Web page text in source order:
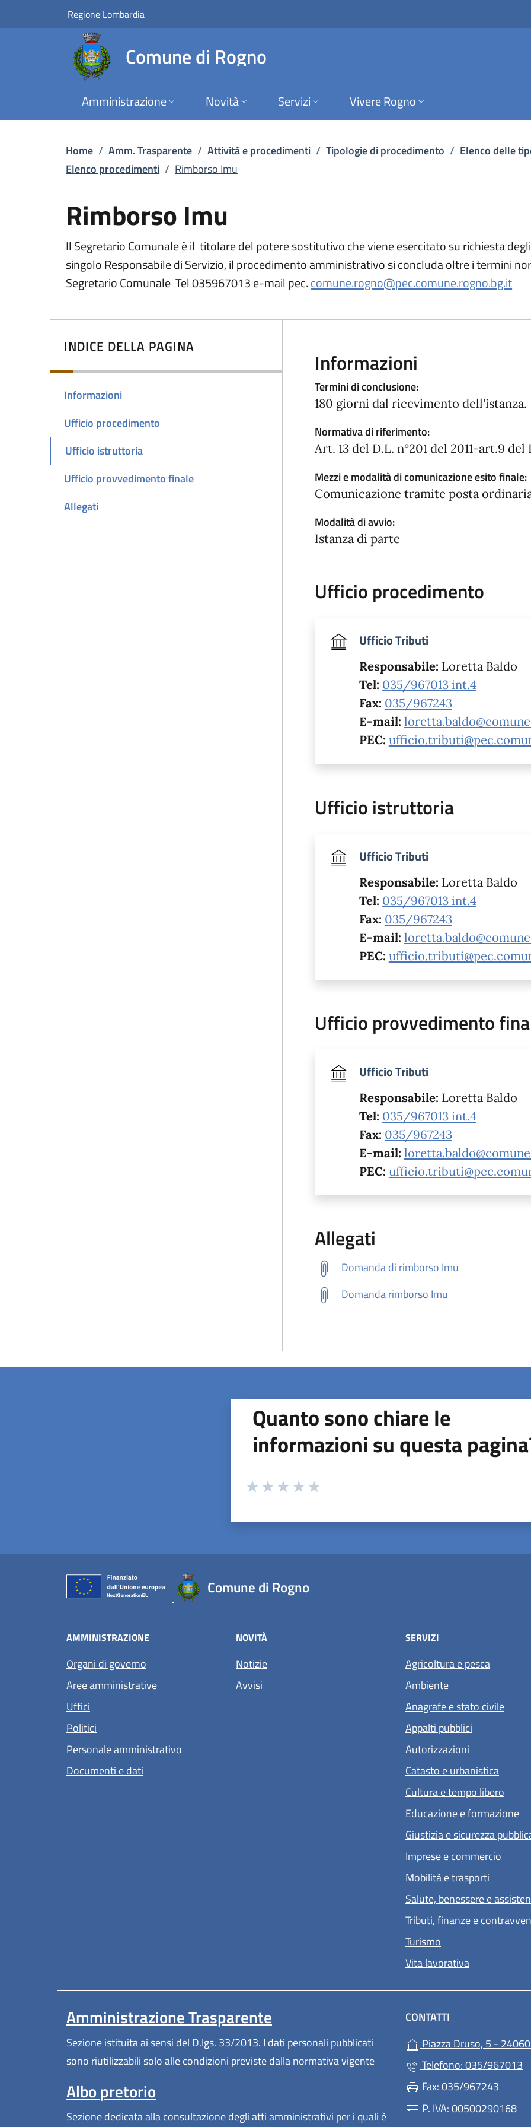
Vai al contenuto principale
Rimborso Imu | Elenco procedimenti |
Regione Lombardia
Comune di Rogno
Amministrazione Novità Servizi Vivere Rogno
Home / Amm. Trasparente / Attività e procedimenti / Tipologie di procedimento / Elenco delle
Elenco procedimenti / Rimborso Imu
Rimborso Imu
Il Segretario Comunale è il titolare del potere sostitutivo che viene esercitato su richiesta
singolo Responsabile di Servizio, il procedimento amministrativo si concluda oltre i termini
Segretario Comunale Tel 035967013 e-mail pec.comune.rogno@pec.comune.rogno.bg.it
INDICE DELLA PAGINA
Informazioni
Ufficio procedimento
Ufficio istruttoria
Ufficio provvedimento finale
Allegati
Informazioni
Termini di conclusione:
180 giorni dal ricevimento dell'istanza.
Normativa di riferimento:
Art. 13 del D.L. n°201 del 2011-art.9 del
Mezzi e modalità di comunicazione esito finale:
Comunicazione tramite posta
Modalità di avvio:
Istanza di parte
Ufficio procedimento
Ufficio Tributi
Responsabile: Loretta Baldo
Tel: 035/967013 int.4
Fax: 035/967243
E-mail:
PEC:
Ufficio istruttoria
Ufficio Tributi
Responsabile: Loretta Baldo
Tel: 035/967013 int.4
Fax: 035/967243
E-mail:
PEC:
Ufficio provvedimento
Ufficio Tributi
Responsabile: Loretta Baldo
Tel: 035/967013 int.4
Fax: 035/967243
E-mail:
PEC:
Allegati
Domanda di rimborso Imu
Domanda rimborso Imu
Quanto sono chiare le
informazioni su questa
Valuta da 1 a 5 stelle la pagina
Comune di Rogno
AMMINISTRAZIONE
Organi di governo
Aree amministrative
Uffici
Politici
Personale amministrativo
Documenti e dati
NOVITÀ
Notizie
Avvisi
SERVIZI
Agricoltura e pesca
Ambiente
Anagrafe e stato civile
Appalti pubblici
Autorizzazioni
Catasto e urbanistica
Cultura e tempo libero
Educazione e formazione
Giustizia e sicurezza
Imprese e commercio
Mobilità e trasporti
Salute, benessere e
Tributi, finanze e
Turismo
Vita lavorativa
Amministrazione Trasparente
Sezione istituita ai sensi del D.lgs. 33/2013. I dati personali pubblicati
sono riutilizzabili solo alle condizioni previste dalla normativa vigente
Albo pretorio
Sezione dedicata alla consultazione degli atti amministrativi per i quali è
CONTATTI
Piazza Druso, 5 -
Telefono: 035/967013
Fax: 035/967243
P. IVA: 00500290168